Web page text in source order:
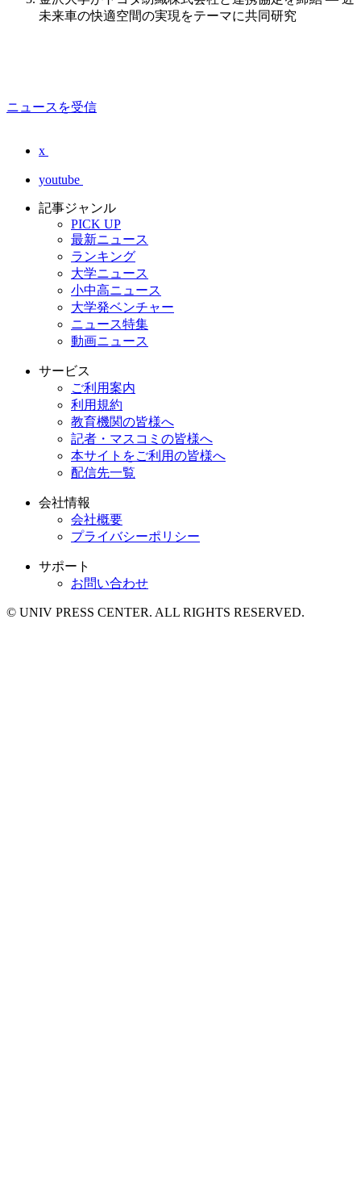
未来車の快適空間の実現をテーマに共同研究
ニュースを受信
x
youtube
記事ジャンル
PICK UP
最新ニュース
ランキング
大学ニュース
小中高ニュース
大学発ベンチャー
ニュース特集
動画ニュース
サービス
ご利用案内
利用規約
教育機関の皆様へ
記者・マスコミの皆様へ
本サイトをご利用の皆様へ
配信先一覧
会社情報
会社概要
プライバシーポリシー
サポート
お問い合わせ
© UNIV PRESS CENTER. ALL RIGHTS RESERVED.